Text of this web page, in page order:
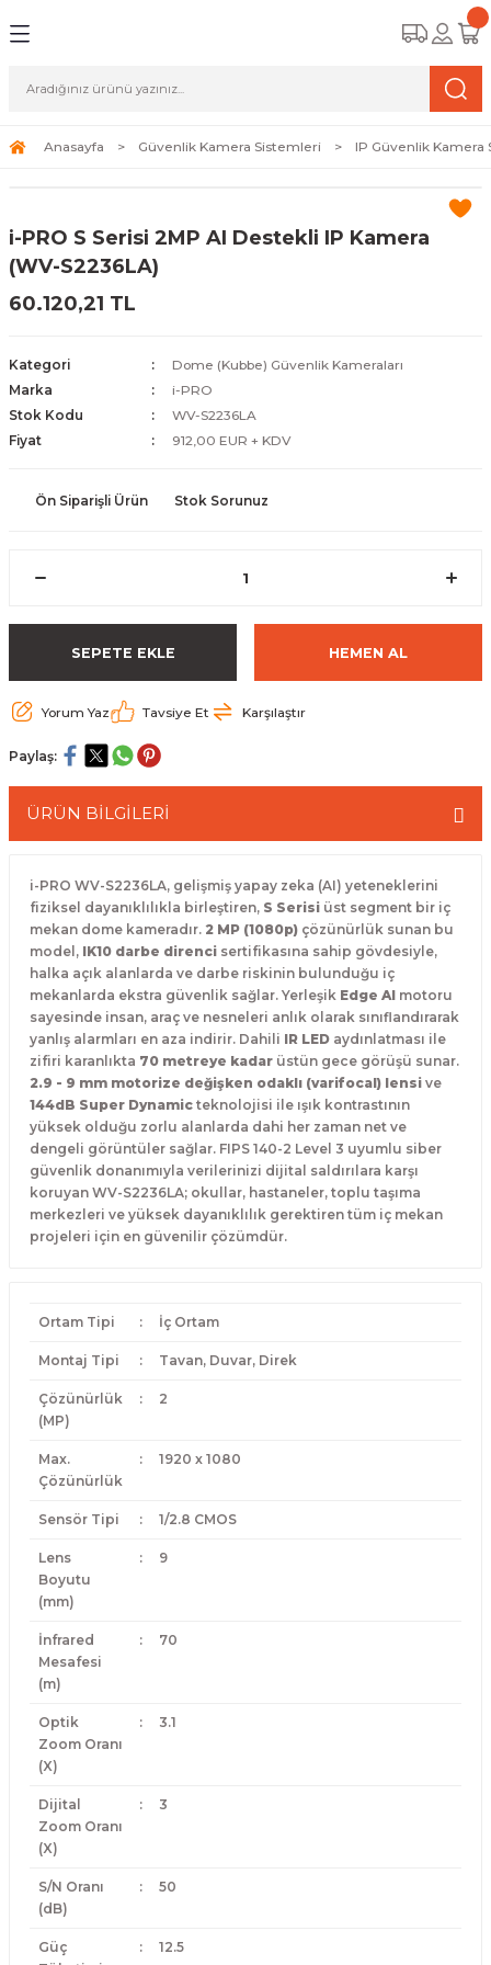
Sistemleri
Sistemleri (Network Kameraları)
ve Depolama Çözümleri
ve Bağlantı Kabloları
Kamera Lisansları
Güvenlik
Duvarı) Cihazları
Ağ Yönlendiricileri
Fi) ve Access Point Ürünleri
Antivirüs Yazılımları
ve Depolama Ürünleri
SSD
Kurtarma
Merkezi Altyapısı
Anasayfa Güvenlik Kamera Sistemleri IP Güvenlik Kamera
i-PRO S Serisi 2MP AI Destekli IP Kamera
(WV-S2236LA)
60.120,21 TL
Kategori
Dome (Kubbe) Güvenlik Kameraları
Marka
i-PRO
Stok Kodu
WV-S2236LA
Fiyat
912,00 EUR + KDV
Ön Siparişli Ürün Stok Sorunuz
SEPETE EKLE HEMEN AL
Yorum Yaz Tavsiye Et Karşılaştır
Paylaş:
ÜRÜN BİLGİLERİ
i-PRO WV-S2236LA, gelişmiş yapay zeka (AI) yeteneklerini
fiziksel dayanıklılıkla birleştiren, S Serisi üst segment bir iç
mekan dome kameradır. 2 MP (1080p) çözünürlük sunan bu
model, IK10 darbe direnci sertifikasına sahip gövdesiyle,
halka açık alanlarda ve darbe riskinin bulunduğu iç
mekanlarda ekstra güvenlik sağlar. Yerleşik Edge AI motoru
sayesinde insan, araç ve nesneleri anlık olarak sınıflandırarak
yanlış alarmları en aza indirir. Dahili IR LED aydınlatması ile
zifiri karanlıkta 70 metreye kadar üstün gece görüşü sunar.
2.9 - 9 mm motorize değişken odaklı (varifocal) lensi ve
144dB Super Dynamic teknolojisi ile ışık kontrastının
yüksek olduğu zorlu alanlarda dahi her zaman net ve
dengeli görüntüler sağlar. FIPS 140-2 Level 3 uyumlu siber
güvenlik donanımıyla verilerinizi dijital saldırılara karşı
koruyan WV-S2236LA; okullar, hastaneler, toplu taşıma
merkezleri ve yüksek dayanıklılık gerektiren tüm iç mekan
projeleri için en güvenilir çözümdür.
Ortam Tipi : İç Ortam
Montaj Tipi : Tavan, Duvar, Direk
Çözünürlük
(MP)
: 2
Max.
Çözünürlük
: 1920 x 1080
Sensör Tipi : 1/2.8 CMOS
Lens
Boyutu
(mm)
: 9
İnfrared
Mesafesi
(m)
: 70
Optik
Zoom Oranı
(X)
: 3.1
Dijital
Zoom Oranı
(X)
: 3
S/N Oranı
(dB)
: 50
Güç
: 12.5